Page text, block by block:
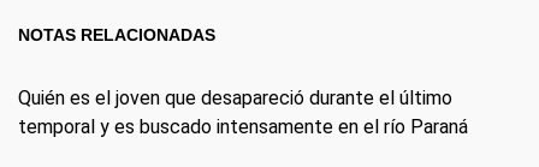
NOTAS RELACIONADAS
Quién es el joven que desapareció durante el último
temporal y es buscado intensamente en el río Paraná